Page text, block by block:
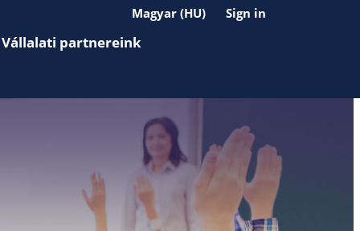
Magyar (HU) Sign in
Vállalati partnereink